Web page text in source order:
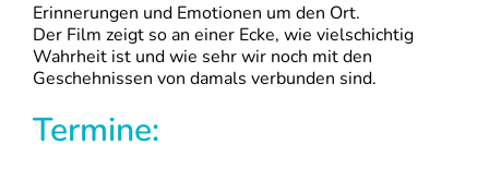
Erinnerungen und Emotionen um den Ort.
Der Film zeigt so an einer Ecke, wie vielschichtig
Wahrheit ist und wie sehr wir noch mit den
Geschehnissen von damals verbunden sind.
Termine: